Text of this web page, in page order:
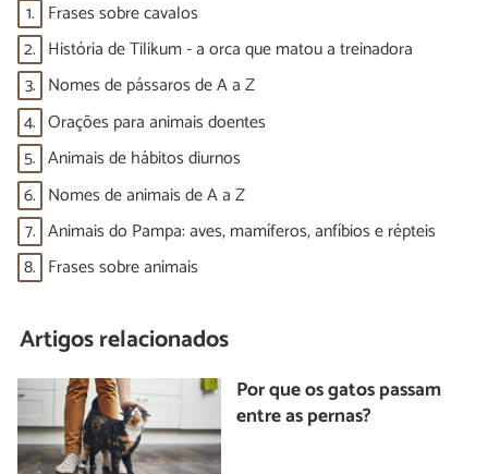
1. Frases sobre cavalos
2. História de Tilikum - a orca que matou a treinadora
3. Nomes de pássaros de A a Z
4. Orações para animais doentes
5. Animais de hábitos diurnos
6. Nomes de animais de A a Z
7. Animais do Pampa: aves, mamíferos, anfíbios e répteis
8. Frases sobre animais
Artigos relacionados
Por que os gatos passam
entre as pernas?